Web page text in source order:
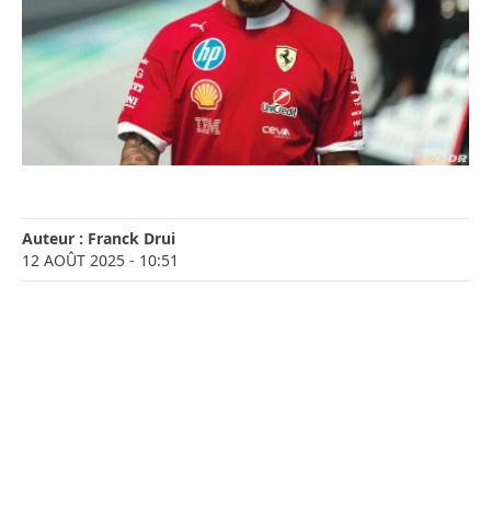
Auteur : Franck Drui
12 AOÛT 2025 - 10:51